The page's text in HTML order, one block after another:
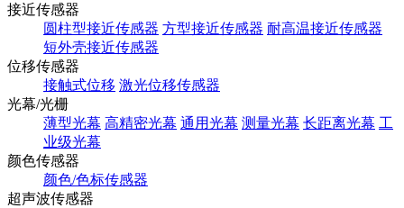
接近传感器
圆柱型接近传感器 方型接近传感器 耐高温接近传感器
短外壳接近传感器
位移传感器
接触式位移 激光位移传感器
光幕/光栅
薄型光幕 高精密光幕 通用光幕 测量光幕 长距离光幕 工
业级光幕
颜色传感器
颜色/色标传感器
超声波传感器